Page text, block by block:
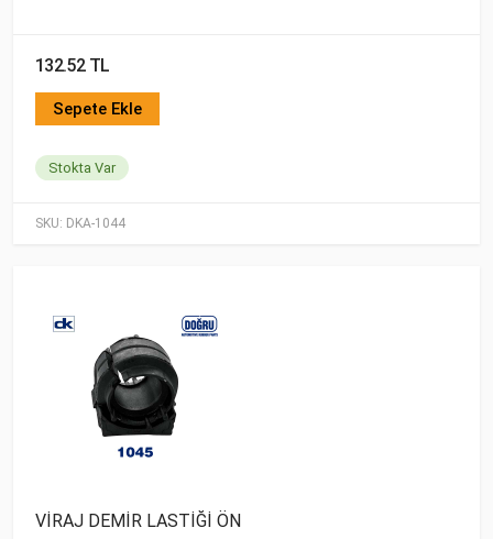
SKU: DKA-1044
132.52 TL
Sepete Ekle
Stokta Var
VİRAJ DEMİR LASTİĞİ ÖN